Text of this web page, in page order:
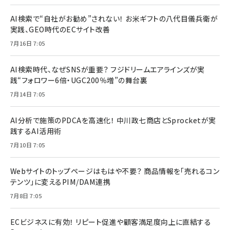
AI検索で“自社がお勧め”されない！ お米ギフトの八代目儀兵衛が
実践、GEO時代のECサイト改善
7月16日 7:05
AI検索時代、なぜSNSが重要？ フジドリームエアラインズが実
践“フォロワー6倍・UGC200％増”の舞台裏
7月14日 7:05
AI分析で施策のPDCAを高速化！ 中川政七商店とSprocketが実
践するAI活用術
7月10日 7:05
Webサイトのトップページはもはや不要？ 商品情報を「売れるコン
テンツ」に変えるPIM/DAM連携
7月8日 7:05
ECビジネスに有効！ リピート促進や顧客満足度向上に直結する